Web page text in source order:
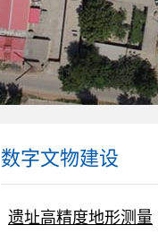
数字文物建设
遗址高精度地形测量